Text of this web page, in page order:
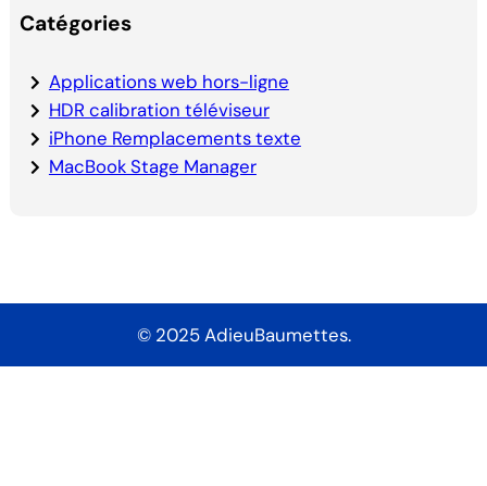
Catégories
Applications web hors-ligne
HDR calibration téléviseur
iPhone Remplacements texte
MacBook Stage Manager
© 2025 AdieuBaumettes.